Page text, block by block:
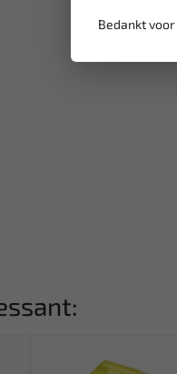
Bedankt